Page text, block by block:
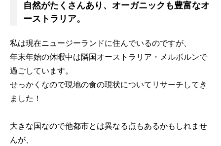
自然がたくさんあり、オーガニックも豊富なオ
ーストラリア。
私は現在ニュージーランドに住んでいるのですが、
年末年始の休暇中は隣国オーストラリア・メルボルンで
過ごしています。
せっかくなので現地の食の現状についてリサーチしてき
ました！
大きな国なので他都市とは異なる点もあるかもしれませ
んが、